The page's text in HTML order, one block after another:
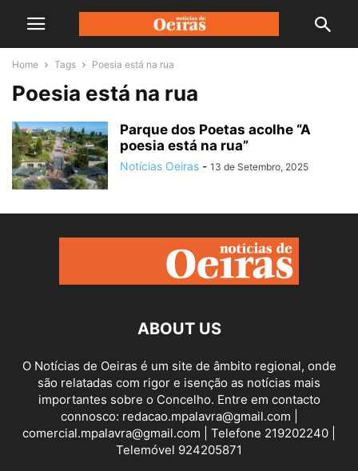
Home Tags Poesia está na rua
Poesia está na rua
Parque dos Poetas acolhe “A
poesia está na rua”
Notícias Oeiras - 13 de Setembro, 2025
ABOUT US
O Notícias de Oeiras é um site de âmbito regional, onde
são relatadas com rigor e isenção as notícias mais
importantes sobre o Concelho. Entre em contacto
connosco: redacao.mpalavra@gmail.com |
comercial.mpalavra@gmail.com | Telefone 219202240 |
Telemóvel 924205871